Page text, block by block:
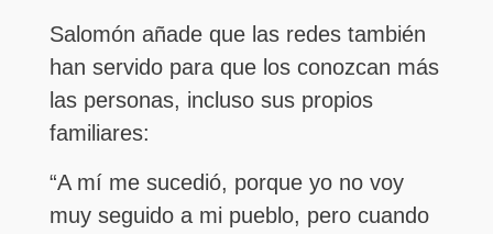
Salomón añade que las redes también
han servido para que los conozcan más
las personas, incluso sus propios
familiares:
“A mí me sucedió, porque yo no voy
muy seguido a mi pueblo, pero cuando